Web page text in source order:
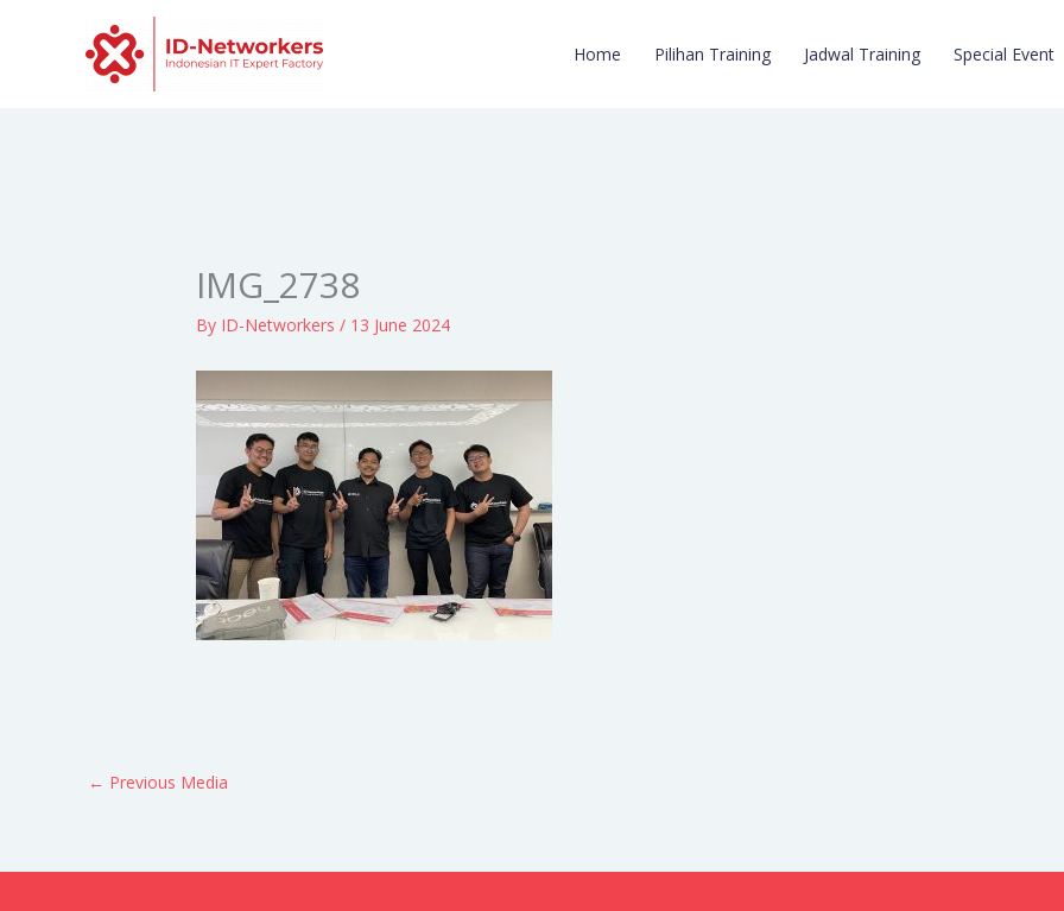
Home Pilihan Training Jadwal Training Special Event
IMG_2738
By ID-Networkers/ 13 June 2024
← Previous Media